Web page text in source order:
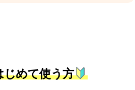
じめて使う方